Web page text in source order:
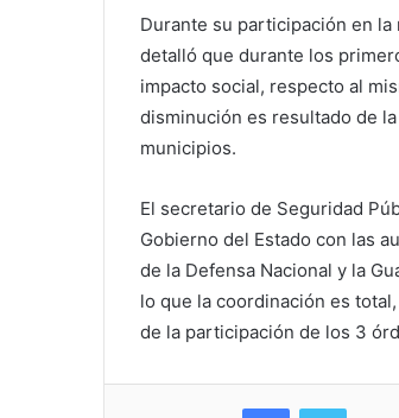
Durante su participación en la
detalló que durante los
impacto social, respecto al
disminución es resultado de
municipios.
El secretario de Seguridad
Gobierno del Estado con las
de la Defensa Nacional y la
lo que la coordinación es
de la participación de los 3
FacebookTwitter